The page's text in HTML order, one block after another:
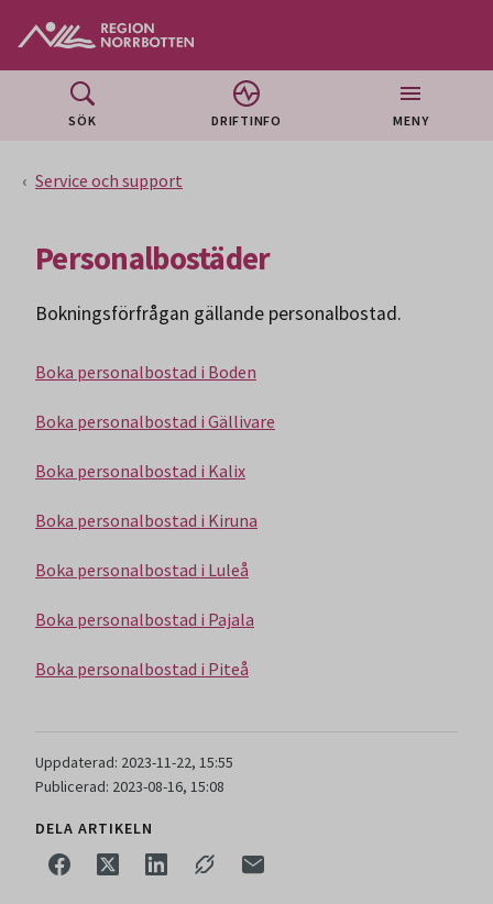
SÖK DRIFTINFO MENY
Service och support
Personalbostäder
Bokningsförfrågan gällande personalbostad.
Boka personalbostad i Boden
Boka personalbostad i Gällivare
Boka personalbostad i Kalix
Boka personalbostad i Kiruna
Boka personalbostad i Luleå
Boka personalbostad i Pajala
Boka personalbostad i Piteå
Uppdaterad: 2023-11-22, 15:55
Publicerad: 2023-08-16, 15:08
DELA ARTIKELN